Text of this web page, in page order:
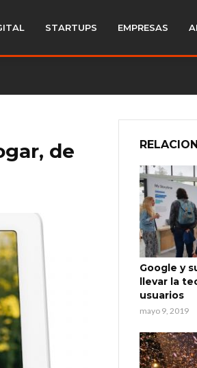
STARTUPS EMPRESAS
de
Google y
llevar la
usuarios
mayo 9, 2019